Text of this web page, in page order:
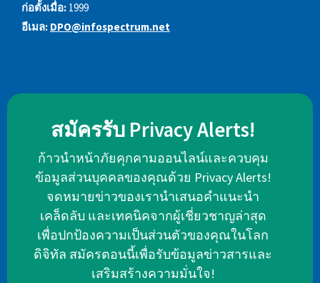
ก่อตั้งเมื่อ: 1999
อีเมล: DPO@infospectrum.net
สมัครรับ Privacy Alerts!
ก้าวนำหน้าภัยคุกคามออนไลน์และควบคุม
ข้อมูลส่วนบุคคลของคุณด้วย Privacy Alerts!
จดหมายข่าวของเรานำเสนอคำแนะนำ
เคล็ดลับ และเทคนิคจากผู้เชี่ยวชาญล่าสุด
เพื่อปกป้องความเป็นส่วนตัวของคุณในโลก
ดิจิทัล สมัครตอนนี้เพื่อรับข้อมูลข่าวสารและ
เสริมสร้างความมั่นใจ!